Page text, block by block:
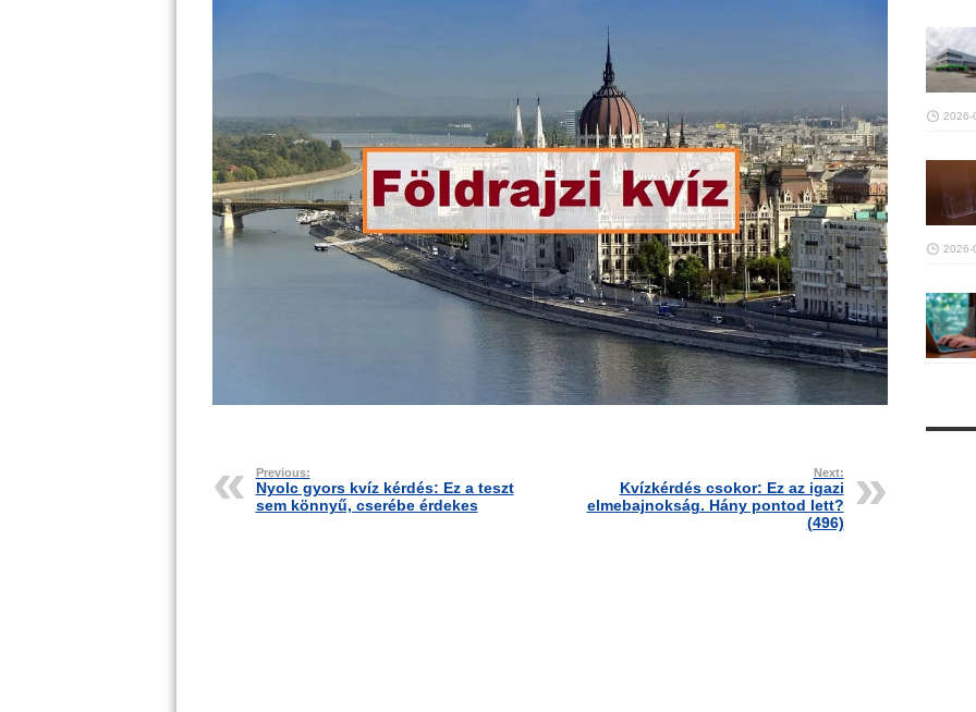
Previous:
Nyolc gyors kvíz kérdés: Ez a teszt
sem könnyű, cserébe érdekes
Next:
Kvízkérdés csokor: Ez az igazi
elmebajnokság. Hány pontod lett?
(496)
2026-
2026-